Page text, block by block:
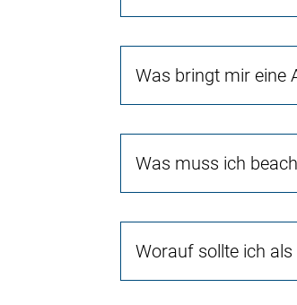
Was bringt mir eine
Was muss ich
Worauf sollte ich